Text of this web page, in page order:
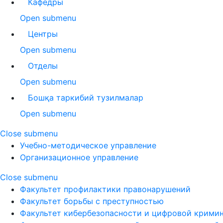
Кафедры
Open submenu
Центры
Open submenu
Отделы
Open submenu
Бошқа таркибий тузилмалар
Open submenu
Close submenu
Учебно-методическое управление
Организационное управление
Close submenu
Факультет профилактики правонарушений
Факультет борьбы с преступностью
Факультет кибербезопасности и цифровой